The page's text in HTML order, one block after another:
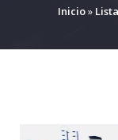
Inicio»